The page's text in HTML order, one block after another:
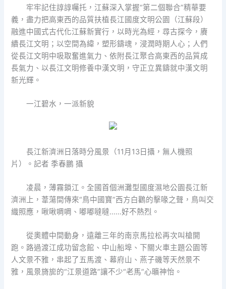
牢牢記住諄諄囑托，江蘇深入掌握“第二個聯合”精華要
義，盡力把高東西的品質扶植長江國度文明公園（江蘇段）
融進中國式古代化江蘇新實行，以時光為經，尋古探今，賡
續長江文明；以空間為緯，塑形鑄魂，浸潤時期人心；人們
從長江文明中吸取奮進氣力、依附長江聚合高東西的品質成
長氣力、以長江文明修養中漢文明，守正立異鑄就中漢文明
新光輝。
一江碧水，一派新貌
長江新濟洲日落時分風景（11月13日攝，無人機照
片）。記者 季春鵬 攝
凌晨，薄霧鎖江。全國首個洲灘型國度濕地公園長江新
濟洲上，葦蕩間傳來“鳥中國寶”西方白鸛的擊喙之聲，鳥叫交
織照應，啾啾啁啁、嘟嘟噠噠……好不熱烈。
從奧體中間動身，遠離三年的南京馬拉松再次叫槍開
跑。路過渡江成功留念館、中山船埠、下關火車主題公園等
人文景不雅，串起了五馬渡、幕府山、燕子磯等天然景不
雅，風景旖旎的“江景道路”讓不少“老馬”心曠神怡。